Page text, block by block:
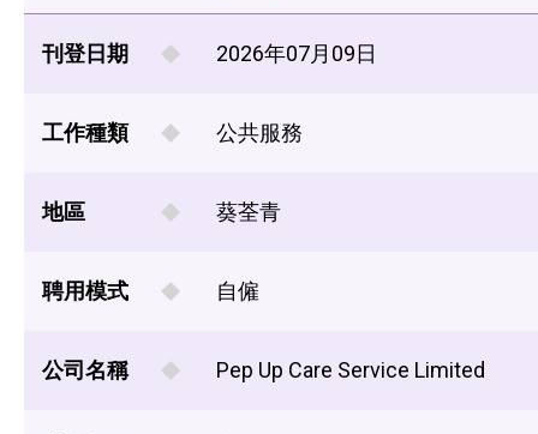
刊登日期 2026年07月09日
工作種類 公共服務
地區 葵荃青
聘用模式 自僱
公司名稱 Pep Up Care Service Limited